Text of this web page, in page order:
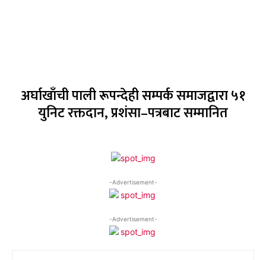
अर्घाखाँची पाली रूपन्देही सम्पर्क समाजद्वारा ५१
युनिट रक्तदान, प्रशंसा–पत्रबाट सम्मानित
-Advertisement-
-Advertisement-